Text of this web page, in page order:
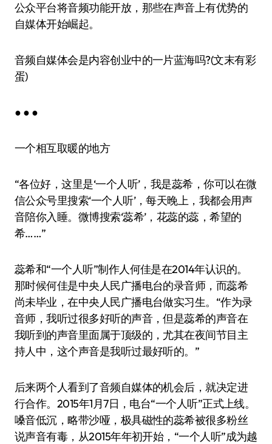
公众平台将音频功能开放，那些在声音上有优势的
自媒体开始崛起。
音频自媒体会是内容创业中的一片蓝海吗?(文末有彩
蛋)
● ● ●
一个相互取暖的地方
“各位好，这里是‘一个人听’，我是蕊希，你可以在微
信公众号里搜索‘一个人听’，每天晚上，我都会用声
音陪你入睡。微博搜索‘蕊希’，花蕊的蕊，希望的
希……”
蕊希和“一个人听”制作人何佳是在2014年认识的。
那时候何佳是中央人民广播电台的录音师，而蕊希
尚未毕业，在中央人民广播电台做实习生。“作为录
音师，我听过很多好听的声音，但是蕊希的声音在
我听到的声音里面属于顶级的，尤其在夜间节目主
持人中，这个声音是我听过最好听的。”
后来两个人看到了音频自媒体的机会后，就决定进
行合作。2015年1月7日，电台“一个人听”正式上线。
嗓音低沉，略带沙哑，极具磁性的蕊希被很多粉丝
说声音有毒，从2015年年初开始，“一个人听”成为越